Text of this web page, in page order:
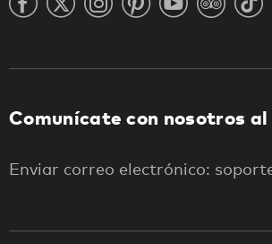
Comunícate con nosotros al
Enviar correo electrónico: